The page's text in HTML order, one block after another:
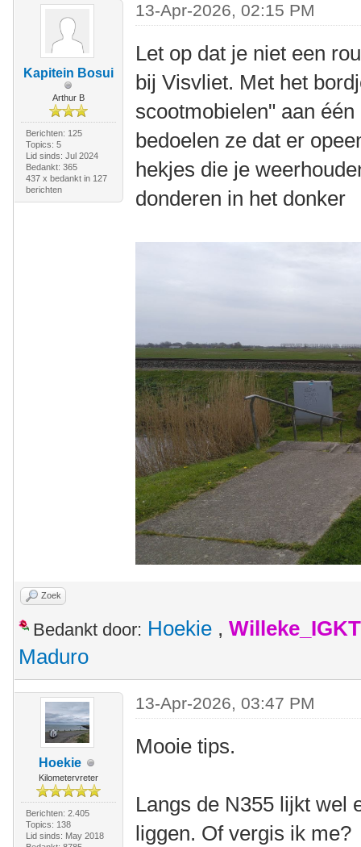
Kapitein Bosui
Arthur B
Berichten: 125
Topics: 5
Lid sinds: Jul 2024
Bedankt: 365
437 x bedankt in 127
berichten
13-Apr-2026, 02:15 PM
Let op dat je niet een
bij Visvliet. Met het
scootmobielen" aan
bedoelen ze dat er
hekjes die je
donderen in het donker
Zoek
Bedankt door: Hoekie , Willeke_IGKT
Maduro
Hoekie
Kilometervreter
Berichten: 2.405
Topics: 138
Lid sinds: May 2018
13-Apr-2026, 03:47 PM
Mooie tips.
Langs de N355 lijkt wel
liggen. Of vergis ik me?